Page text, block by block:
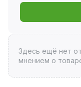
Здесь ещё нет
мнением о